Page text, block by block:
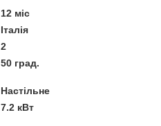
12 міс
Італія
2
50 град.
Настільне
7.2 кВт